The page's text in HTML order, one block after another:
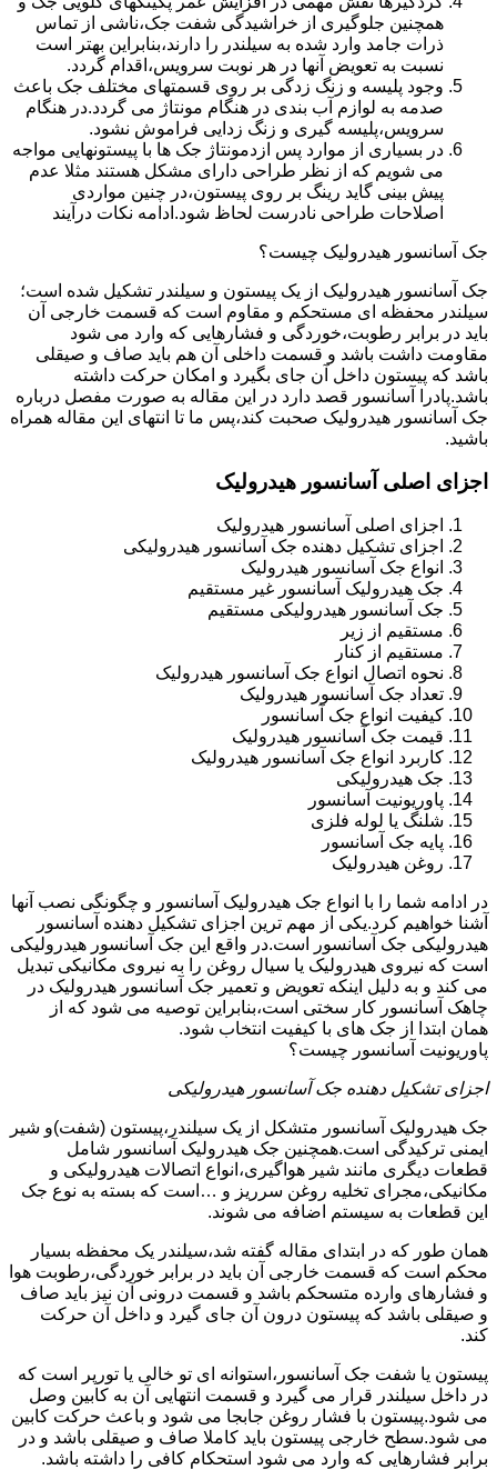
همچنین جلوگیری از خراشیدگی شفت جک،ناشی از تماس
ذرات جامد وارد شده به سیلندر را دارند،بنابراین بهتر است
نسبت به تعویض آنها در هر نوبت سرویس،اقدام گردد.
وجود پلیسه و زنگ زدگی بر روی قسمتهای مختلف جک باعث
صدمه به لوازم آب بندی در هنگام مونتاژ می گردد.در هنگام
سرویس،پلیسه گیری و زنگ زدایی فراموش نشود.
در بسیاری از موارد پس ازدمونتاژ جک ها با پیستونهایی مواجه
می شویم که از نظر طراحی دارای مشکل هستند مثلا عدم
پیش بینی گاید رینگ بر روی پیستون،در چنین مواردی
اصلاحات طراحی نادرست لحاظ شود.ادامه نکات درآیند
جک آسانسور هیدرولیک چیست؟
جک آسانسور هیدرولیک از یک پیستون و سیلندر تشکیل شده است؛
سیلندر محفظه ای مستحکم و مقاوم است که قسمت خارجی آن
باید در برابر رطوبت،خوردگی و فشارهایی که وارد می شود
مقاومت داشت باشد و قسمت داخلی آن هم باید صاف و صیقلی
باشد که پیستون داخل آن جای بگیرد و امکان حرکت داشته
باشد.پادرا آسانسور قصد دارد در این مقاله به صورت مفصل درباره
جک آسانسور هیدرولیک صحبت کند،پس ما تا انتهای این مقاله همراه
باشید.
اجزای اصلی آسانسور هیدرولیک
اجزای اصلی آسانسور هیدرولیک
اجزای تشکیل دهنده جک آسانسور هیدرولیکی
انواع جک آسانسور هیدرولیک
جک هیدرولیک آسانسور غیر مستقیم
جک آسانسور هیدرولیکی مستقیم
مستقیم از زیر
مستقیم از کنار
نحوه اتصال انواع جک آسانسور هیدرولیک
تعداد جک آسانسور هیدرولیک
کیفیت انواع جک آسانسور
قیمت جک آسانسور هیدرولیک
کاربرد انواع جک آسانسور هیدرولیک
جک هیدرولیکی
پاوریونیت آسانسور
شلنگ یا لوله فلزی
پایه جک آسانسور
روغن هیدرولیک
در ادامه شما را با انواع جک هیدرولیک آسانسور و چگونگی نصب آنها
آشنا خواهیم کرد.یکی از مهم ترین اجزای تشکیل دهنده آسانسور
هیدرولیکی جک آسانسور است.در واقع این جک آسانسور هیدرولیکی
است که نیروی هیدرولیک یا سیال روغن را به نیروی مکانیکی تبدیل
می کند و به دلیل اینکه تعویض و تعمیر جک آسانسور هیدرولیک در
چاهک آسانسور کار سختی است،بنابراین توصیه می شود که از
همان ابتدا از جک های با کیفیت انتخاب شود.
پاوریونیت آسانسور چیست؟
اجزای تشکیل دهنده جک آسانسور هیدرولیکی
جک هیدرولیک آسانسور متشکل از یک سیلندر،پیستون (شفت)و شیر
ایمنی ترکیدگی است.همچنین جک هیدرولیک آسانسور شامل
قطعات دیگری مانند شیر هواگیری،انواع اتصالات هیدرولیکی و
مکانیکی،مجرای تخلیه روغن سرریز و …است که بسته به نوع جک
این قطعات به سیستم اضافه می شوند.
همان طور که در ابتدای مقاله گفته شد،سیلندر یک محفظه بسیار
محکم است که قسمت خارجی آن باید در برابر خوردگی،رطوبت هوا
و فشارهای وارده متسحکم باشد و قسمت درونی آن نیز باید صاف
و صیقلی باشد که پیستون درون آن جای گیرد و داخل آن حرکت
کند.
پیستون یا شفت جک آسانسور،استوانه ای تو خالی یا تورپر است که
در داخل سیلندر قرار می گیرد و قسمت انتهایی آن به کابین وصل
می شود.پیستون با فشار روغن جابجا می شود و باعث حرکت کابین
می شود.سطح خارجی پیستون باید کاملا صاف و صیقلی باشد و در
برابر فشارهایی که وارد می شود استحکام کافی را داشته باشد.